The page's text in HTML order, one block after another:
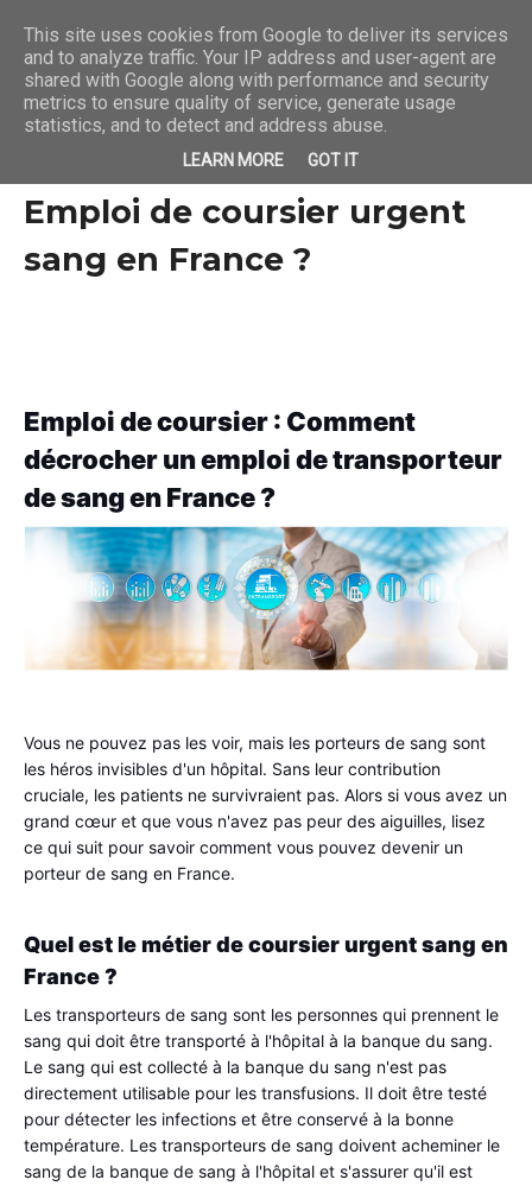
Emploi de coursier urgent
sang en France ?
Emploi de coursier : Comment
décrocher un emploi de transporteur
de sang en France ?
Vous ne pouvez pas les voir, mais les porteurs de sang sont
les héros invisibles d'un hôpital. Sans leur contribution
cruciale, les patients ne survivraient pas. Alors si vous avez un
grand cœur et que vous n'avez pas peur des aiguilles, lisez
ce qui suit pour savoir comment vous pouvez devenir un
porteur de sang en France.
Quel est le métier de coursier urgent sang en
France ?
Les transporteurs de sang sont les personnes qui prennent le
sang qui doit être transporté à l'hôpital à la banque du sang.
Le sang qui est collecté à la banque du sang n'est pas
directement utilisable pour les transfusions. Il doit être testé
pour détecter les infections et être conservé à la bonne
température. Les transporteurs de sang doivent acheminer le
sang de la banque de sang à l'hôpital et s'assurer qu'il est
This site uses cookies from Google to deliver its services
and to analyze traffic. Your IP address and user-agent are
shared with Google along with performance and security
metrics to ensure quality of service, generate usage
statistics, and to detect and address abuse.
LEARN MORE GOT IT